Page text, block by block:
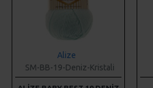
Alize
SM-BB-19-Deniz-Kristali